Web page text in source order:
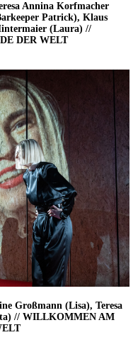
Annina Korfmacher
Patrick), Klaus
(Laura) //
DER WELT
Großmann (Lisa), Teresa
// WILLKOMMEN AM